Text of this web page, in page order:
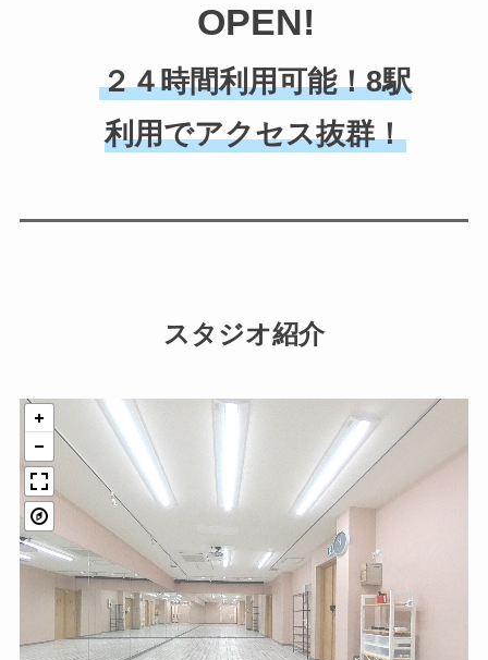
OPEN!
２４時間利用可能！8駅
利用でアクセス抜群！
スタジオ紹介